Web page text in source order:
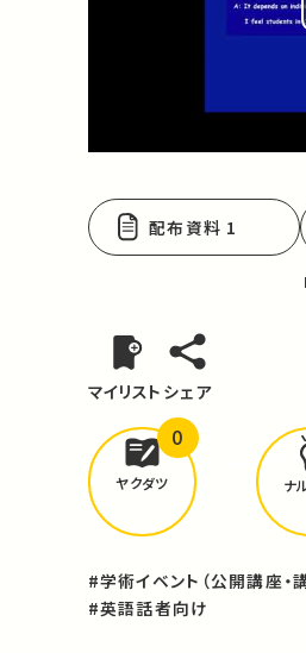
配布資料 1
マイリスト シェア
どんな学びが
ヤクダツ
0
ナ
#学術イベント（公開講座・
#英語話者向け